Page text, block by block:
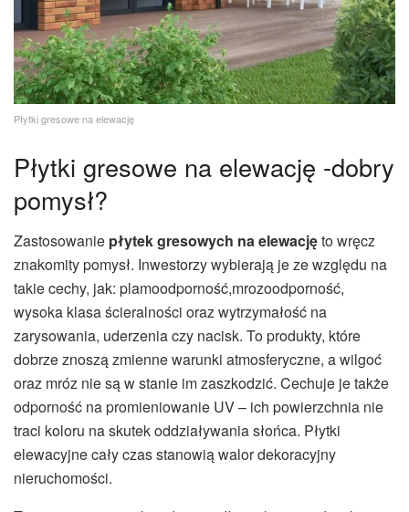
Płytki gresowe na elewację
Płytki gresowe na elewację -dobry
pomysł?
Zastosowanie płytek gresowych na elewacjęto wręcz
znakomity pomysł. Inwestorzy wybierają je ze względu na
takie cechy, jak: plamoodporność,mrozoodporność,
wysoka klasa ścieralności oraz wytrzymałość na
zarysowania, uderzenia czy nacisk. To produkty, które
dobrze znoszą zmienne warunki atmosferyczne, a wilgoć
oraz mróz nie są w stanie im zaszkodzić. Cechuje je także
odporność na promieniowanie UV – ich powierzchnia nie
traci koloru na skutek oddziaływania słońca. Płytki
elewacyjne cały czas stanowią walor dekoracyjny
nieruchomości.